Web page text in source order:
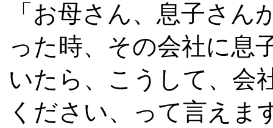
「お母さん、息子さ
った時、その会社に息
いたら、こうして、会
ください、って言えま